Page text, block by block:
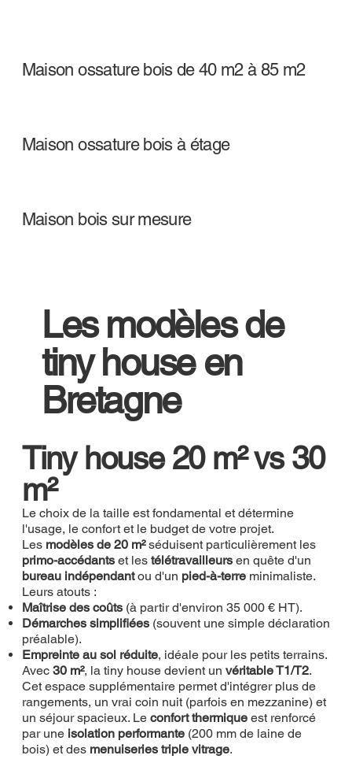
Maison ossature bois de 40 m2 à 85 m2
Maison ossature bois à étage
Maison bois sur mesure
Les modèles de
tiny house en
Bretagne
Tiny house 20 m² vs 30
m²
Le choix de la taille est fondamental et détermine
l'usage, le confort et le budget de votre projet.
Les modèles de 20 m²séduisent particulièrement les
primo-accédantset les télétravailleursen quête d'un
bureau indépendantou d'un pied-à-terreminimaliste.
Leurs atouts :
Maîtrise des coûts(à partir d'environ 35 000 € HT).
Démarches simplifiées(souvent une simple déclaration
préalable).
Empreinte au sol réduite, idéale pour les petits terrains.
Avec 30 m², la tiny house devient un véritable T1/T2.
Cet espace supplémentaire permet d'intégrer plus de
rangements, un vrai coin nuit (parfois en mezzanine) et
un séjour spacieux. Le confort thermiqueest renforcé
par une isolation performante(200 mm de laine de
bois) et des menuiseries triple vitrage.